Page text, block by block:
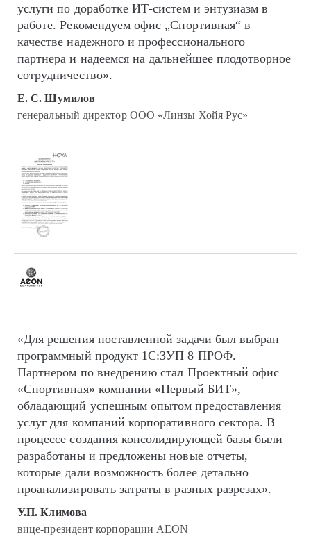
услуги по доработке ИТ-систем и энтузиазм в
работе. Рекомендуем офис „Спортивная“ в
качестве надежного и профессионального
партнера и надеемся на дальнейшее плодотворное
сотрудничество».
Е. С. Шумилов
генеральный директор ООО «Линзы Хойя Рус»
«Для решения поставленной задачи был выбран
программный продукт 1С:ЗУП 8 ПРОФ.
Партнером по внедрению стал Проектный офис
«Спортивная» компании «Первый БИТ»,
обладающий успешным опытом предоставления
услуг для компаний корпоративного сектора. В
процессе создания консолидирующей базы были
разработаны и предложены новые отчеты,
которые дали возможность более детально
проанализировать затраты в разных разрезах».
У.П. Климова
вице-президент корпорации AEON